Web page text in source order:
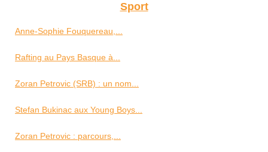
Sport
Anne-Sophie Fouquereau,...
Rafting au Pays Basque à...
Zoran Petrovic (SRB) : un nom...
Stefan Bukinac aux Young Boys...
Zoran Petrovic : parcours,...